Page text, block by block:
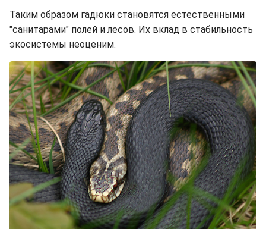
Таким образом гадюки становятся естественными
"санитарами" полей и лесов. Их вклад в стабильность
экосистемы неоценим.